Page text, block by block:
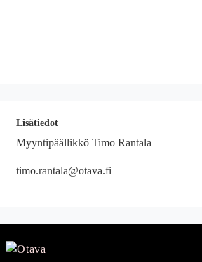
Lisätiedot
Myyntipäällikkö Timo Rantala
timo.rantala@otava.fi